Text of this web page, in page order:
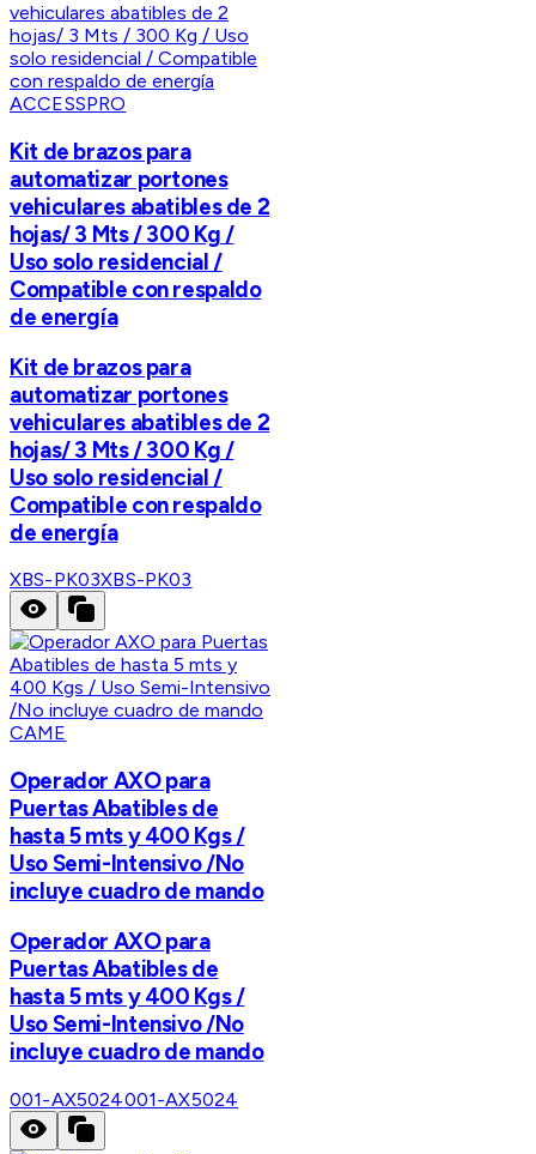
ACCESSPRO
Kit de brazos para
automatizar portones
vehiculares abatibles de 2
hojas/ 3 Mts / 300 Kg /
Uso solo residencial /
Compatible con respaldo
de energía
Kit de brazos para
automatizar portones
vehiculares abatibles de 2
hojas/ 3 Mts / 300 Kg /
Uso solo residencial /
Compatible con respaldo
de energía
XBS-PK03XBS-PK03
CAME
Operador AXO para
Puertas Abatibles de
hasta 5 mts y 400 Kgs /
Uso Semi-Intensivo /No
incluye cuadro de mando
Operador AXO para
Puertas Abatibles de
hasta 5 mts y 400 Kgs /
Uso Semi-Intensivo /No
incluye cuadro de mando
001-AX5024001-AX5024